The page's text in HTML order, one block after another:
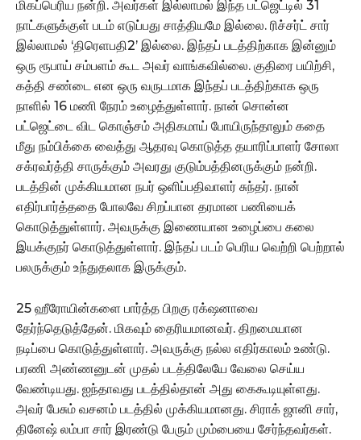
மிகப்பெரிய நன்றி. அவர்கள் இல்லாமல் இந்த பட்ஜெட்டில் 31
நாட்களுக்குள் படம் எடுப்பது சாத்தியமே இல்லை. ரிச்சர்ட் சார்
இல்லாமல் ‘திரெளபதி2’ இல்லை. இந்தப் படத்திற்காக இன்னும்
ஒரு ரூபாய் சம்பளம் கூட அவர் வாங்கவில்லை. குதிரை பயிற்சி,
கத்தி சண்டை என ஒரு வருடமாக இந்தப் படத்திற்காக ஒரு
நாளில் 16 மணி நேரம் உழைத்துள்ளார். நான் சொன்ன
பட்ஜெட்டை விட கொஞ்சம் அதிகமாய் போயிருந்தாலும் கதை
மீது நம்பிக்கை வைத்து ஆதரவு கொடுத்த தயாரிப்பாளர் சோலா
சக்ரவர்த்தி சாருக்கும் அவரது குடும்பத்தினருக்கும் நன்றி.
படத்தின் முக்கியமான நபர் ஒளிப்பதிவாளர் சுந்தர். நான்
எதிர்பார்த்ததை போலவே சிறப்பான தரமான பணியைக்
கொடுத்துள்ளார். அவருக்கு இணையான உழைப்பை கலை
இயக்குநர் கொடுத்துள்ளார். இந்தப் படம் பெரிய வெற்றி பெற்றால்
பலருக்கும் உந்துதலாக இருக்கும்.
25 ஹீரோயின்களை பார்த்த பிறகு ரக்‌ஷனாவை
தேர்ந்தெடுத்தேன். மிகவும் தைரியமானவர். திறமையான
நடிப்பை கொடுத்துள்ளார். அவருக்கு நல்ல எதிர்காலம் உண்டு.
பரணி அண்ணனுடன் முதல் படத்திலேயே வேலை செய்ய
வேண்டியது. ஐந்தாவது படத்தில்தான் அது கைகூடியுள்ளது.
அவர் பேசும் வசனம் படத்தில் முக்கியமானது. சிராக் ஜானி சார்,
தினேஷ் லம்பா சார் இரண்டு பேரும் மும்பையை சேர்ந்தவர்கள்.